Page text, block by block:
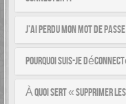
J’ai perdu mon mot de
Pourquoi suis-je
À quoi sert « Supprimer